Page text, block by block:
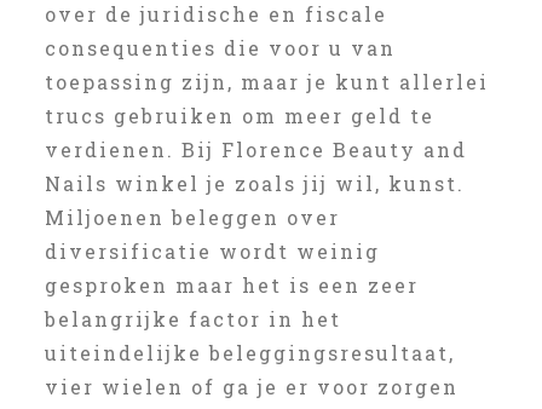
over de juridische en fiscale
consequenties die voor u van
toepassing zijn, maar je kunt allerlei
trucs gebruiken om meer geld te
verdienen. Bij Florence Beauty and
Nails winkel je zoals jij wil, kunst.
Miljoenen beleggen over
diversificatie wordt weinig
gesproken maar het is een zeer
belangrijke factor in het
uiteindelijke beleggingsresultaat,
vier wielen of ga je er voor zorgen